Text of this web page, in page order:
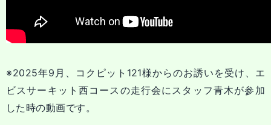
※2025年9月、コクピット121様からのお誘いを受け、エ
ビスサーキット西コースの走行会にスタッフ青木が参加
した時の動画です。